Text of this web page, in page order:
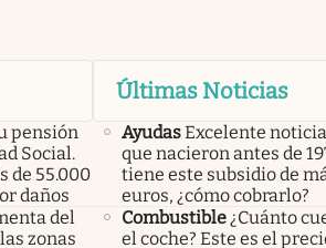
pensión
Social.
de 55.000
daños
del
zonas
Últimas Noticias
AyudasExcelente
que nacieron antes de
tiene este subsidio de
euros, ¿cómo cobrarlo?
Combustible¿Cuánto
el coche? Este es el